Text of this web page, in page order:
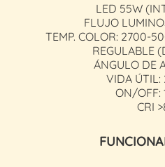
LED 55W
FLUJO
TEMP. COLOR: 2700-
REGULABLE
ÁNGULO DE
VIDA ÚTIL:
ON/OFF:
CRI